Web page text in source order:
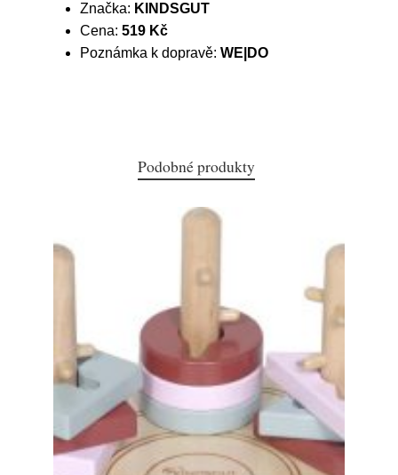
Značka: KINDSGUT
Cena: 519 Kč
Poznámka k dopravě: WE|DO
Podobné produkty